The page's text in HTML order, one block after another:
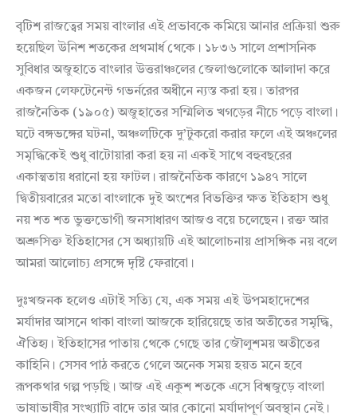
বৃটিশ রাজত্বের সময় বাংলার এই প্রভাবকে কমিয়ে আনার প্রক্রিয়া শুরু
হয়েছিল উনিশ শতকের প্রথমার্ধ থেকে। ১৮৩৬ সালে প্রশাসনিক
সুবিধার অজুহাতে বাংলার উত্তরাঞ্চলের জেলাগুলোকে আলাদা করে
একজন লেফটেনেন্ট গভর্নরের অধীনে ন্যস্ত করা হয়। তারপর
রাজনৈতিক (১৯০৫) অজুহাতের সম্মিলিত খগড়ের নীচে পড়ে বাংলা।
ঘটে বঙ্গভঙ্গের ঘটনা, অঞ্চলটিকে দু’টুকরো করার ফলে এই অঞ্চলের
সমৃদ্ধিকেই শুধু বাটোয়ারা করা হয় না একই সাথে বহুবছরের
একাত্মতায় ধরানো হয় ফাটল। রাজনৈতিক কারণে ১৯৪৭ সালে
দ্বিতীয়বারের মতো বাংলাকে দুই অংশের বিভক্তির ক্ষত ইতিহাস শুধু
নয় শত শত ভুক্তভোগী জনসাধারণ আজও বয়ে চলেছেন। রক্ত আর
অশ্রুসিক্ত ইতিহাসের সে অধ্যায়টি এই আলোচনায় প্রাসঙ্গিক নয় বলে
আমরা আলোচ্য প্রসঙ্গে দৃষ্টি ফেরাবো।
দুঃখজনক হলেও এটাই সত্যি যে, এক সময় এই উপমহাদেশের
মর্যাদার আসনে থাকা বাংলা আজকে হারিয়েছে তার অতীতের সমৃদ্ধি,
ঐতিহ্য। ইতিহাসের পাতায় থেকে গেছে তার জৌলুশময় অতীতের
কাহিনি। সেসব পাঠ করতে গেলে অনেক সময় হয়ত মনে হবে
রূপকথার গল্প পড়ছি। আজ এই একুশ শতকে এসে বিশ্বজুড়ে বাংলা
ভাষাভাষীর সংখ্যাটি বাদে তার আর কোনো মর্যাদাপূর্ণ অবস্থান নেই।